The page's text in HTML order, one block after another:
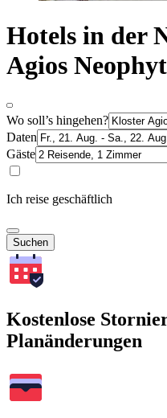
Hotels in der
Agios
Wo soll’s hingehen?
Daten
Gäste
Ich reise geschäftlich
Suchen
Kostenlose
Planänderungen